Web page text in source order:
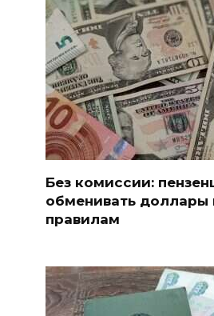
Без комиссии:
обменивать доллары
правилам